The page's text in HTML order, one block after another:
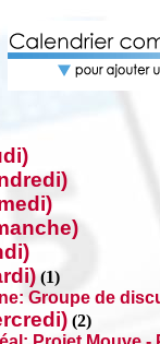
(1)
Groupe de
(2)